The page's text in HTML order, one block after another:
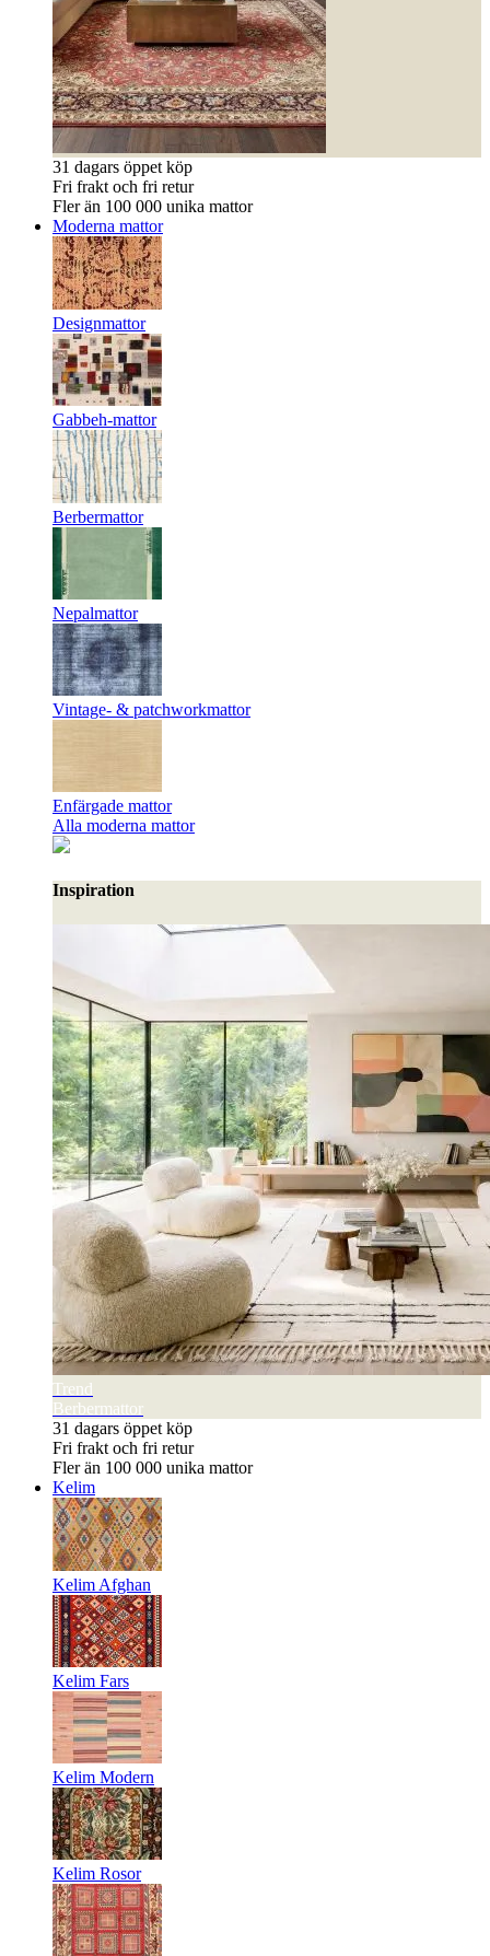
31 dagars öppet köp
Fri frakt och fri retur
Fler än 100 000 unika mattor
Moderna mattor
Designmattor
Gabbeh-mattor
Berbermattor
Nepalmattor
Vintage- & patchworkmattor
Enfärgade mattor
Alla moderna mattor
Inspiration
Trend
Berbermattor
31 dagars öppet köp
Fri frakt och fri retur
Fler än 100 000 unika mattor
Kelim
Kelim Afghan
Kelim Fars
Kelim Modern
Kelim Rosor